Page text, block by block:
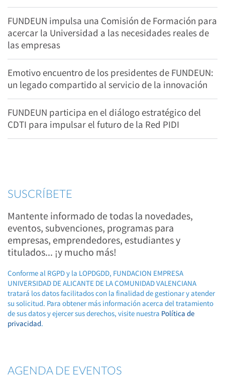
FUNDEUN impulsa una Comisión de Formación para
acercar la Universidad a las necesidades reales de
las empresas
Emotivo encuentro de los presidentes de FUNDEUN:
un legado compartido al servicio de la innovación
FUNDEUN participa en el diálogo estratégico del
CDTI para impulsar el futuro de la Red PIDI
SUSCRÍBETE
Mantente informado de todas la novedades,
eventos, subvenciones, programas para
empresas, emprendedores, estudiantes y
titulados... ¡y mucho más!
Conforme al RGPD y la LOPDGDD, FUNDACION EMPRESA
UNIVERSIDAD DE ALICANTE DE LA COMUNIDAD VALENCIANA
tratará los datos facilitados con la finalidad de gestionar y atender
su solicitud. Para obtener más información acerca del tratamiento
de sus datos y ejercer sus derechos, visite nuestra Política de
privacidad.
AGENDA DE EVENTOS